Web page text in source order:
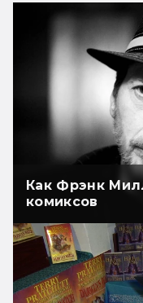
Как Фрэнк
комиксов